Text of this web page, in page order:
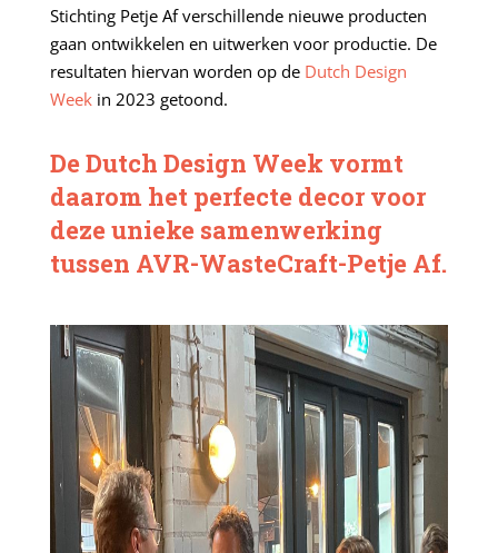
Stichting Petje Af verschillende nieuwe producten
gaan ontwikkelen en uitwerken voor productie. De
resultaten hiervan worden op de Dutch Design
Weekin 2023 getoond.
De Dutch Design Week vormt
daarom het perfecte decor voor
deze unieke samenwerking
tussen AVR-WasteCraft-Petje Af.